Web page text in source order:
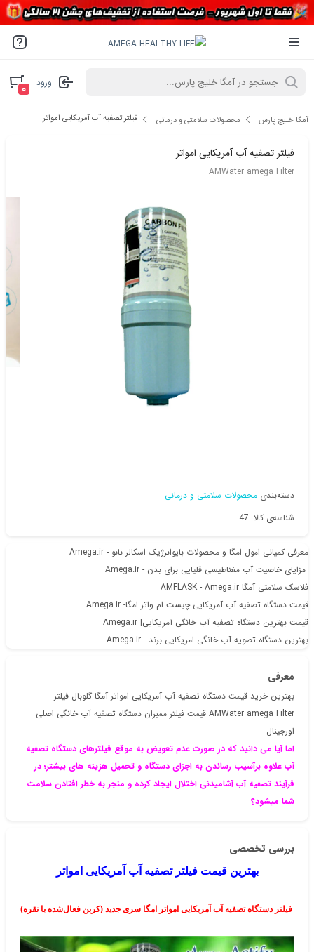
ورود ۰
آمگا خلیج پارس محصولات سلامتی و درمانی فیلتر تصفیه آب آمریکایی امواتر
فیلتر تصفیه آب آمریکایی امواتر
AMWater amega Filter
دسته‌بندی محصولات سلامتی و درمانی
شناسه‌ی کالا: 47
معرفی کمپانی امول امگا و محصولات بایوانرژیک اسکالر نانو - Amega.ir
️ مزایای خاصیت آب مغناطیسی قلیایی برای بدن - Amega.ir
فلاسک سلامتی آمگا AMFLASK - Amega.ir
قیمت دستگاه تصفیه آب آمریکایی چیست ام واتر امگا- Amega.ir
قیمت بهترین دستگاه تصفیه آب خانگی آمریکایی| Amega.ir
بهترین دستگاه تصویه آب خانگی امریکایی برند - Amega.ir
معرفی
بهترین خرید قیمت دستگاه تصفیه آب آمریکایی امواتر آمگا گلوبال فیلتر
AMWater amega Filter قیمت فیلتر ممبران دستگاه تصفیه آب خانگی اصلی
اورجینال
اما آیا می دانید که در صورت عدم تعویض به موقع فیلترهای دستگاه تصفیه
آب علاوه برآسیب رساندن به اجزای دستگاه و تحمیل هزینه های بیشتر؛ در
فرآیند تصفیه آب آشامیدنی اختلال ایجاد کرده و منجر به خطر افتادن سلامت
شما میشود؟
بررسی تخصصی
بهترین قیمت فیلتر تصفیه آب آمریکایی امواتر
فیلتر دستگاه تصفیه آب آمریکایی امواتر امگا سری جدید (کربن فعال‌شده با نقره)